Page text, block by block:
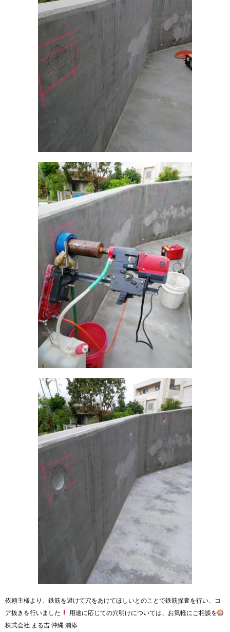
依頼主様より、鉄筋を避けて穴をあけてほしいとのことで鉄筋探査を行い、コ
ア抜きを行いました
用途に応じての穴明けについては、お気軽にご相談を
株式会社 まる吉 沖縄 浦添